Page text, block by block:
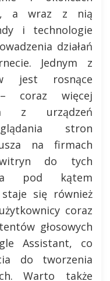
a wraz z nią
i technologie
działań
Jednym z
jest rosnące
coraz więcej
z urządzeń
stron
na firmach
witryn do tych
pod kątem
staje się również
coraz
głosowych
Assistant, co
do tworzenia
Warto także